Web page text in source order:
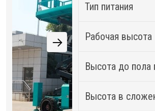
Тип питания
Рабочая высота
Высота до
Высота в